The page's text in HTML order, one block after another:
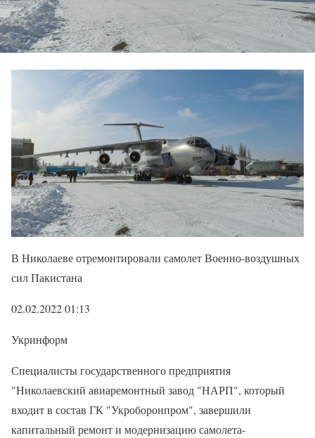
В Николаеве отремонтировали самолет Военно-воздушных
сил Пакистана
02.02.2022 01:13
Укринформ
Специалисты государственного предприятия
"Николаевский авиаремонтный завод "НАРП", который
входит в состав ГК "Укроборонпром", завершили
капитальный ремонт и модернизацию самолета-